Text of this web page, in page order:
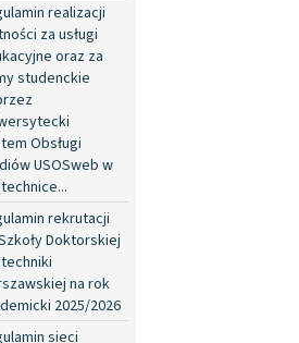
realizacji
za usługi
oraz za
studenckie
Obsługi
USOSweb w
rekrutacji
Doktorskiej
na rok
2025/2026
sieci